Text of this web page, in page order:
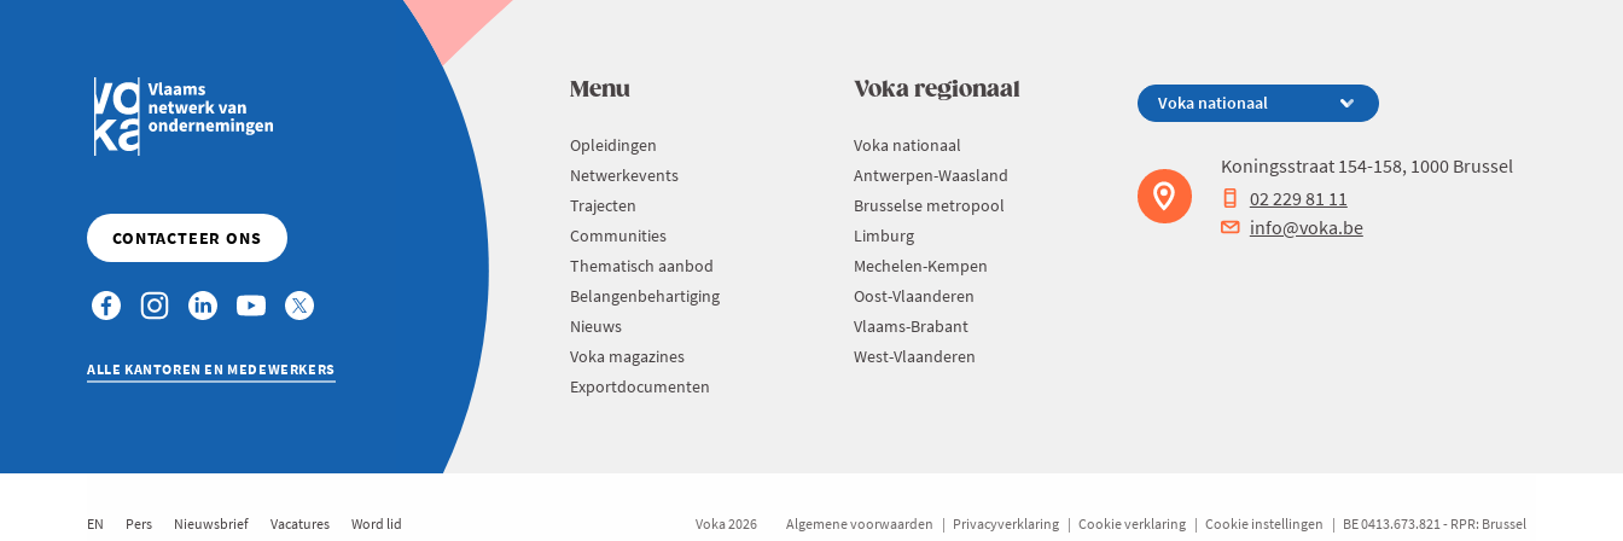
ALLE KANTOREN EN MEDEWERKERS
Menu
Opleidingen
Netwerkevents
Trajecten
Communities
Thematisch aanbod
Belangenbehartiging
Nieuws
Voka magazines
Exportdocumenten
Voka regionaal
Voka nationaal
Antwerpen-Waasland
Brusselse metropool
Limburg
Mechelen-Kempen
Oost-Vlaanderen
Vlaams-Brabant
West-Vlaanderen
Koningsstraat 154-158, 1000 Brussel
02 229 81 11
info@voka.be
EN Pers Nieuwsbrief Vacatures Word lid Voka 2026 Algemene voorwaarden Privacyverklaring Cookie verklaring Cookie instellingen BE 0413.673.821 - RPR: Brussel